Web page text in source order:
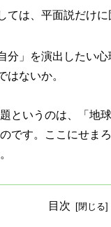
ては、平面説だけ
分」を演出したい
はないか。
というのは、「地
です。ここにせま
目次